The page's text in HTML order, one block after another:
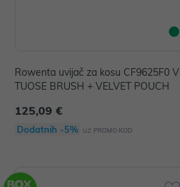
Rowenta uvijač za kosu CF9625F0
TUOSE BRUSH + VELVET POUCH
125,09 €
Dodatnih -5% uz PROMO KOD